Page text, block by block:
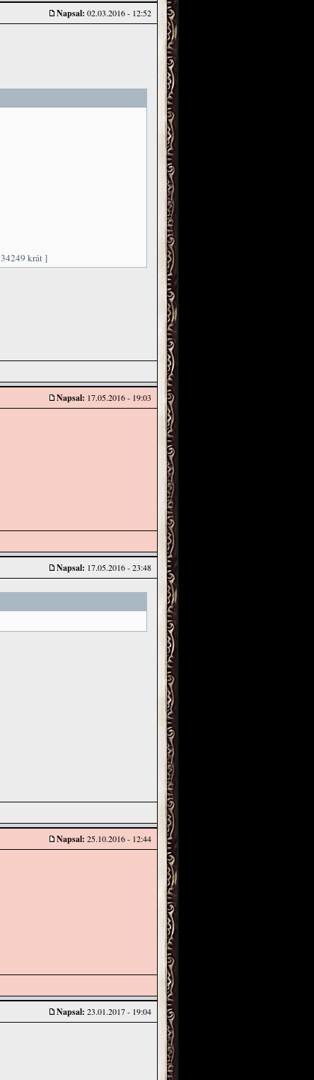
Napsal: 02.03.2016 - 12:52
krát ]
Napsal: 17.05.2016 - 19:03
Napsal: 17.05.2016 - 23:48
Napsal: 25.10.2016 - 12:44
Napsal: 23.01.2017 - 19:04